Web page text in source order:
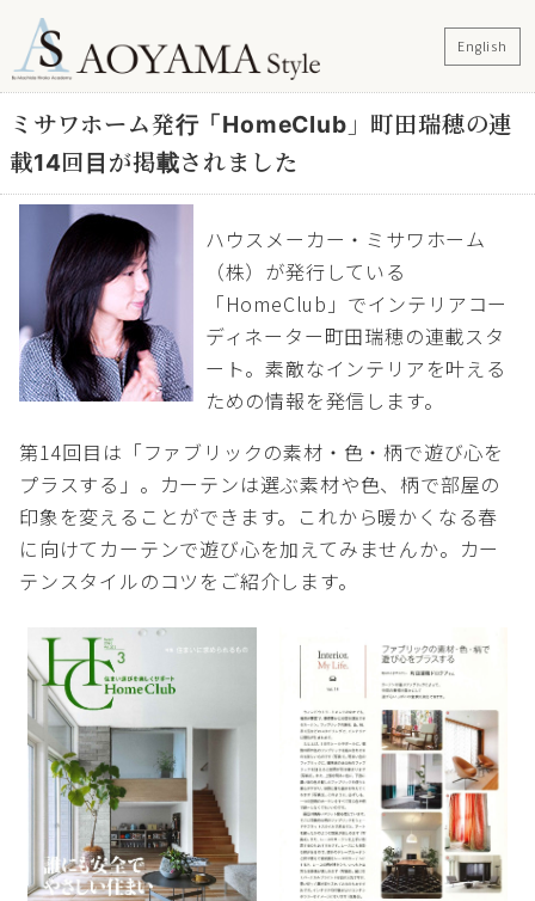
English
ミサワホーム発行「HomeClub」町田瑞穂の連
載14回目が掲載されました
ハウスメーカー・ミサワホーム
（株）が発行している
「HomeClub」でインテリアコー
ディネーター町田瑞穂の連載スタ
ート。素敵なインテリアを叶える
ための情報を発信します。
第14回目は「ファブリックの素材・色・柄で遊び心を
プラスする」。カーテンは選ぶ素材や色、柄で部屋の
印象を変えることができます。これから暖かくなる春
に向けてカーテンで遊び心を加えてみませんか。カー
テンスタイルのコツをご紹介します。